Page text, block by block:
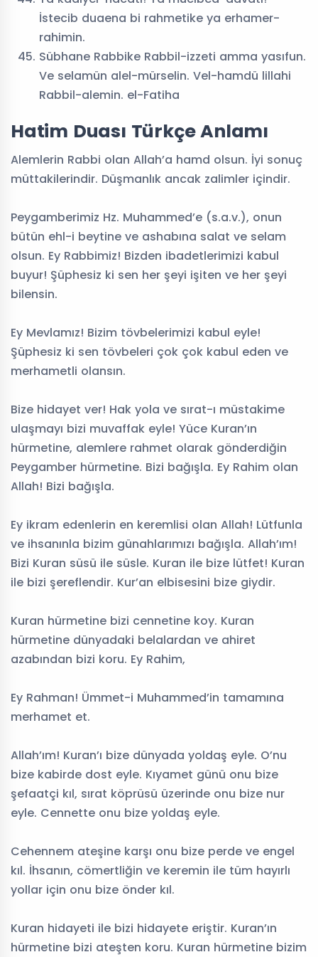
İstecib duaena bi rahmetike ya erhamer-
rahimin.
Sübhane Rabbike Rabbil-izzeti amma yasıfun.
Ve selamün alel-mürselin. Vel-hamdü lillahi
Rabbil-alemin. el-Fatiha
Hatim Duası Türkçe Anlamı
Alemlerin Rabbi olan Allah’a hamd olsun. İyi sonuç
müttakilerindir. Düşmanlık ancak zalimler içindir.
Peygamberimiz Hz. Muhammed’e (s.a.v.), onun
bütün ehl-i beytine ve ashabına salat ve selam
olsun. Ey Rabbimiz! Bizden ibadetlerimizi kabul
buyur! Şüphesiz ki sen her şeyi işiten ve her şeyi
bilensin.
Ey Mevlamız! Bizim tövbelerimizi kabul eyle!
Şüphesiz ki sen tövbeleri çok çok kabul eden ve
merhametli olansın.
Bize hidayet ver! Hak yola ve sırat-ı müstakime
ulaşmayı bizi muvaffak eyle! Yüce Kuran’ın
hürmetine, alemlere rahmet olarak gönderdiğin
Peygamber hürmetine. Bizi bağışla. Ey Rahim olan
Allah! Bizi bağışla.
Ey ikram edenlerin en keremlisi olan Allah! Lütfunla
ve ihsanınla bizim günahlarımızı bağışla. Allah’ım!
Bizi Kuran süsü ile süsle. Kuran ile bize lütfet! Kuran
ile bizi şereflendir. Kur’an elbisesini bize giydir.
Kuran hürmetine bizi cennetine koy. Kuran
hürmetine dünyadaki belalardan ve ahiret
azabından bizi koru. Ey Rahim,
Ey Rahman! Ümmet-i Muhammed’in tamamına
merhamet et.
Allah’ım! Kuran’ı bize dünyada yoldaş eyle. O’nu
bize kabirde dost eyle. Kıyamet günü onu bize
şefaatçi kıl, sırat köprüsü üzerinde onu bize nur
eyle. Cennette onu bize yoldaş eyle.
Cehennem ateşine karşı onu bize perde ve engel
kıl. İhsanın, cömertliğin ve keremin ile tüm hayırlı
yollar için onu bize önder kıl.
Kuran hidayeti ile bizi hidayete eriştir. Kuran’ın
hürmetine bizi ateşten koru. Kuran hürmetine bizim